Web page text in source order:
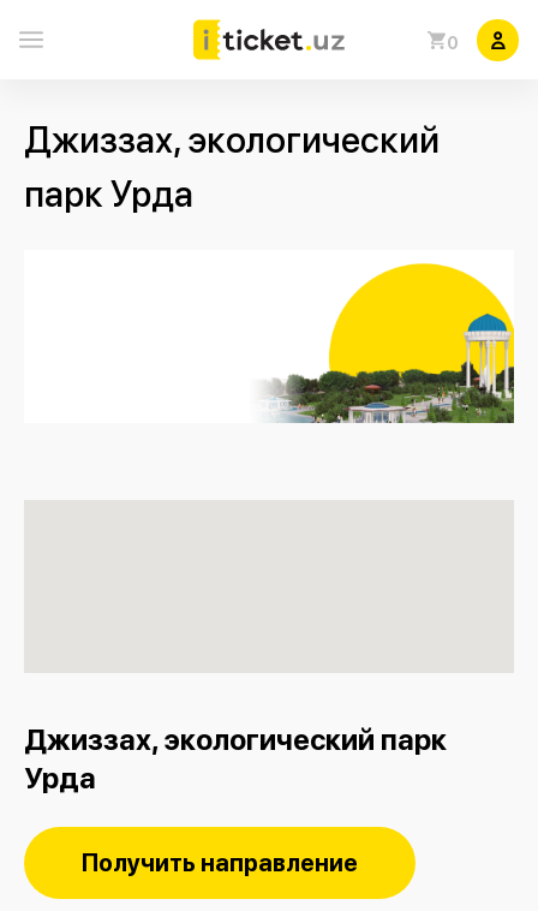
0
Джиззах, экологический
парк Урда
Джиззах, экологический парк
Урда
Получить направление